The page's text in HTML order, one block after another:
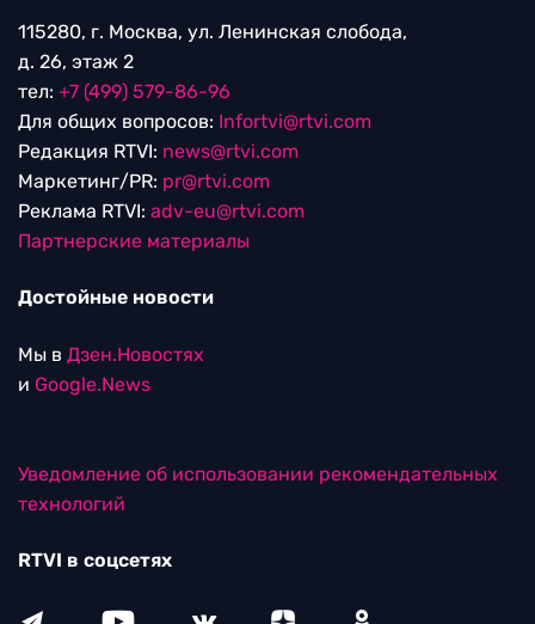
115280, г. Москва, ул. Ленинская слобода,
д. 26, этаж 2
тел: +7 (499) 579-86-96
Для общих вопросов: Infortvi@rtvi.com
Редакция RTVI: news@rtvi.com
Маркетинг/PR: pr@rtvi.com
Реклама RTVI: adv-eu@rtvi.com
Партнерские материалы
Достойные новости
Мы в Дзен.Новостях
и Google.News
Уведомление об использовании рекомендательных
технологий
RTVI в соцсетях